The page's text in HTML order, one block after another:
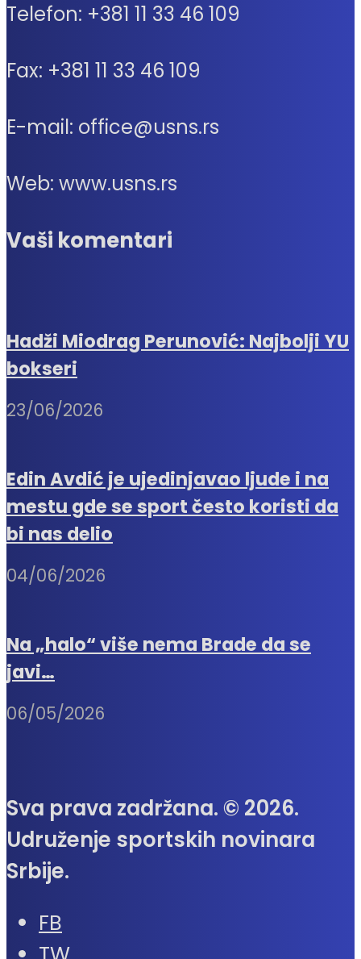
Telefon: +381 11 33 46 109
Fax: +381 11 33 46 109
E-mail: office@usns.rs
Web: www.usns.rs
Vaši komentari
Hadži Miodrag Perunović: Najbolji YU
bokseri
23/06/2026
Edin Avdić je ujedinjavao ljude i na
mestu gde se sport često koristi da
bi nas delio
04/06/2026
Na „halo“ više nema Brade da se
javi…
06/05/2026
Sva prava zadržana. © 2026.
Udruženje sportskih novinara
Srbije.
FB